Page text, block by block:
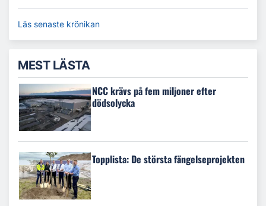
Läs senaste krönikan
MEST LÄSTA
NCC krävs på fem miljoner efter
dödsolycka
Topplista: De största fängelseprojekten